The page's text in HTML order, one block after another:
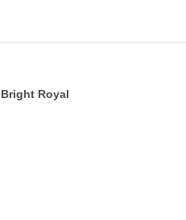
Bright Royal